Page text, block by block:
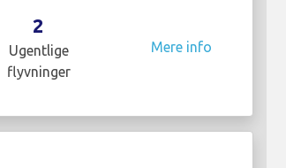
2
Ugentlige
flyvninger
Mere info